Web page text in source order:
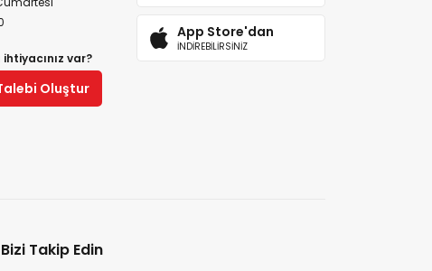
ihtiyacınız var?
Oluştur
App Store'dan
İNDİREBİLİRSİNİZ
Bizi Takip Edin